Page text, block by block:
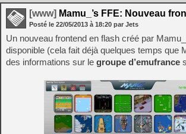
[www] Mamu_’s FFE: Nouveau
Posté le 22/05/2013 à 18:20 par Jets
Un nouveau frontend en flash créé par
disponible (cela fait déjà quelques temps que
des informations sur le groupe d’emufrance